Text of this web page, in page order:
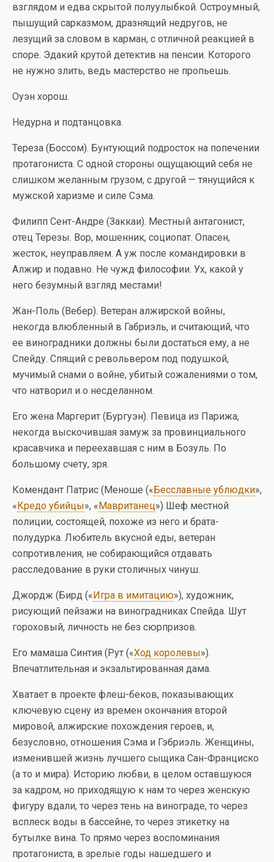
взглядом и едва скрытой полуулыбкой. Остроумный,
пышущий сарказмом, дразнящий недругов, не
лезущий за словом в карман, с отличной реакцией в
споре. Эдакий крутой детектив на пенсии. Которого
не нужно злить, ведь мастерство не пропьешь.
Оуэн хорош.
Недурна и подтанцовка.
Тереза (Боссом). Бунтующий подросток на попечении
протагониста. С одной стороны ощущающий себя не
слишком желанным грузом, с другой — тянущийся к
мужской харизме и силе Сэма.
Филипп Сент-Андре (Заккаи). Местный антагонист,
отец Терезы. Вор, мошенник, социопат. Опасен,
жесток, неуправляем. А уж после командировки в
Алжир и подавно. Не чужд философии. Ух, какой у
него безумный взгляд местами!
Жан-Поль (Вебер). Ветеран алжирской войны,
некогда влюбленный в Габриэль, и считающий, что
ее виноградники должны были достаться ему, а не
Спейду. Спящий с револьвером под подушкой,
мучимый снами о войне, убитый сожалениями о том,
что натворил и о несделанном.
Его жена Маргерит (Бургуэн). Певица из Парижа,
некогда выскочившая замуж за провинциального
красавчика и переехавшая с ним в Бозуль. По
большому счету, зря.
Комендант Патрис (Меноше («Бесславные ублюдки»,
«Кредо убийцы», «Мавританец») Шеф местной
полиции, состоящей, похоже из него и брата-
полудурка. Любитель вкусной еды, ветеран
сопротивления, не собирающийся отдавать
расследование в руки столичных чинуш.
Джордж (Бирд («Игра в имитацию»), художник,
рисующий пейзажи на виноградниках Спейда. Шут
гороховый, личность не без сюрпризов.
Его мамаша Синтия (Рут («Ход королевы»).
Впечатлительная и экзальтированная дама.
Хватает в проекте флеш-беков, показывающих
ключевую сцену из времен окончания второй
мировой, алжирские похождения героев, и,
безусловно, отношения Сэма и Гэбриэль. Женщины,
изменившей жизнь лучшего сыщика Сан-Франциско
(а то и мира). Историю любви, в целом оставшуюся
за кадром, но приходящую к нам то через женскую
фигуру вдали, то через тень на винограде, то через
всплеск воды в бассейне, то через этикетку на
бутылке вина. То прямо через воспоминания
протагониста, в зрелые годы нашедшего и